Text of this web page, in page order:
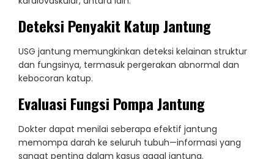
Deteksi Penyakit Katup Jantung
USG jantung memungkinkan deteksi kelainan struktur
dan fungsinya, termasuk pergerakan abnormal dan
kebocoran katup.
Evaluasi Fungsi Pompa Jantung
Dokter dapat menilai seberapa efektif jantung
memompa darah ke seluruh tubuh—informasi yang
sangat penting dalam kasus gagal jantung.